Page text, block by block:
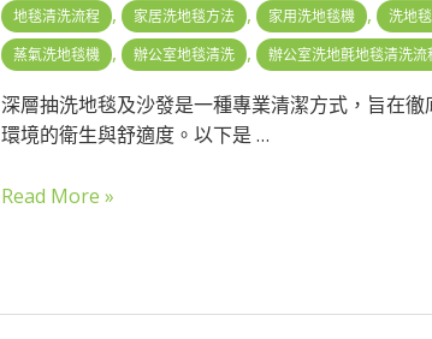
地毯清洗流程 , 家居洗地毯方法 , 家用洗地毯機 , 洗地
蒸氣洗地毯機 , 辦公室地毯清洗 , 辦公室洗地氈地毯清洗流
深層抽洗地毯及沙發是一種專業清潔方式，旨在
環境的衛生與舒適度。以下是 …
Read More »